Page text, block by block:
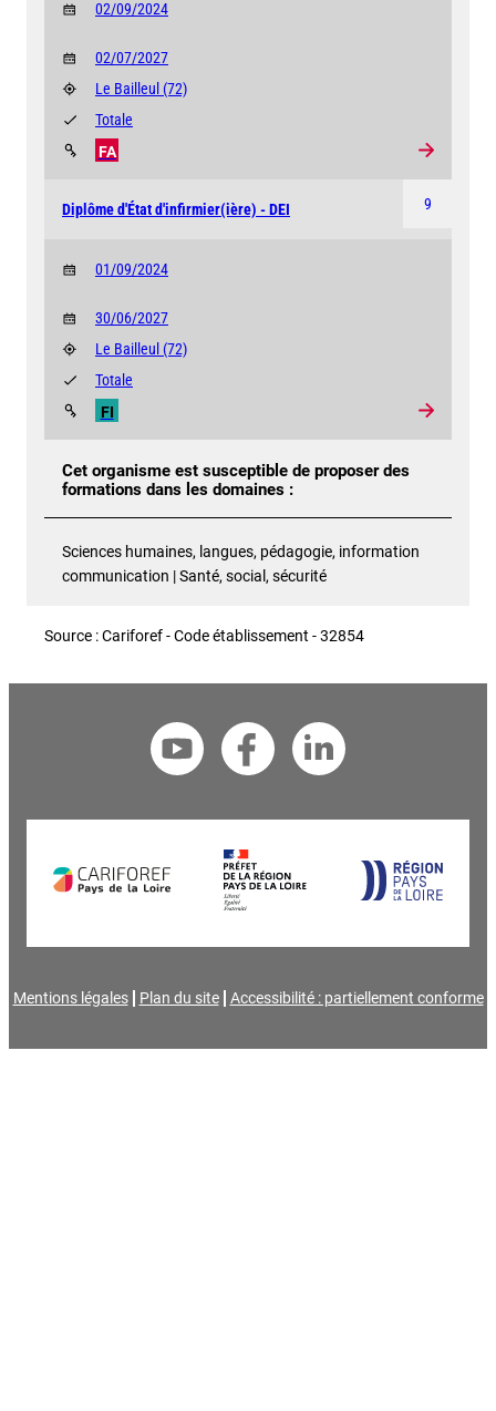
02/09/2024
02/07/2027
Le Bailleul (72)
FA
Totale
9
Diplôme d'État d'infirmier(ière) - DEI
01/09/2024
30/06/2027
Le Bailleul (72)
FI
Totale
Cet organisme est susceptible de proposer des
formations dans les domaines :
Sciences humaines, langues, pédagogie, information
communication | Santé, social, sécurité
Source : Cariforef - Code établissement - 32854
Mentions légales Plan du site Accessibilité : partiellement conforme